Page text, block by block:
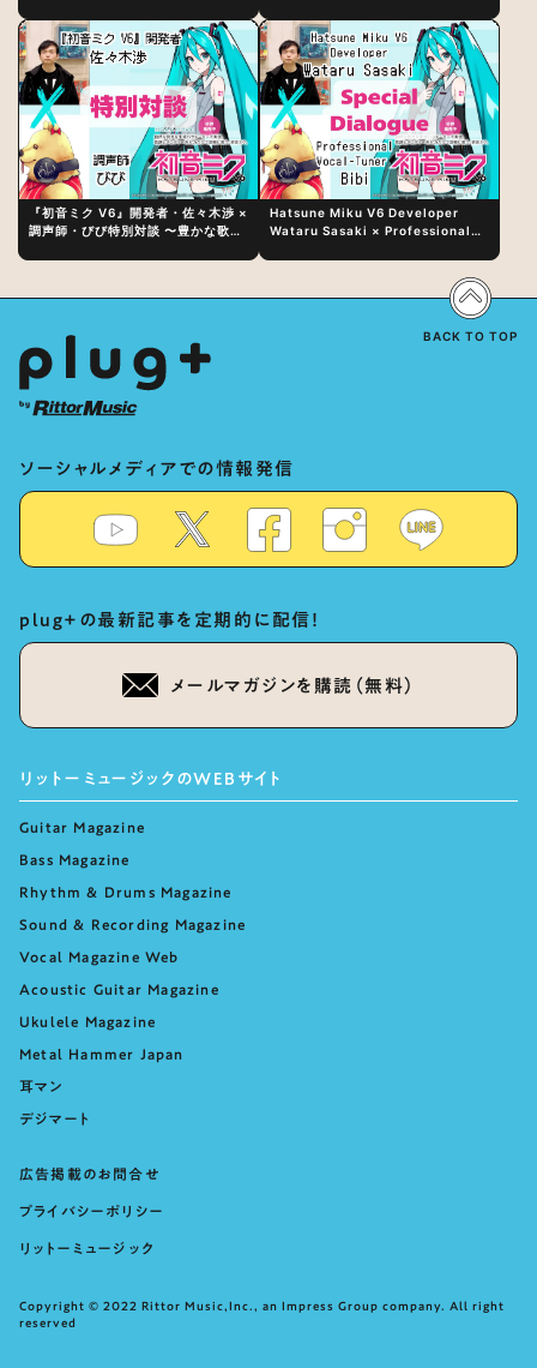
『初音ミク V6』開発者・佐々木渉 ×
調声師・びび特別対談 〜豊かな歌声
Hatsune Miku V6 Developer
Wataru Sasaki × Professional
Vocal Expression Lies in “Love
for the singing characters” and
ソーシャルメディアでの情報発信
plug+の最新記事を定期的に配信！
メールマガジンを購読（無料）
リットーミュージックのWEBサイト
Guitar Magazine
Bass Magazine
Rhythm & Drums Magazine
Sound & Recording Magazine
Vocal Magazine Web
Acoustic Guitar Magazine
Ukulele Magazine
Metal Hammer Japan
耳マン
デジマート
広告掲載のお問合せ
プライバシーポリシー
リットーミュージック
BACK TO TOP
Copyright © 2022 Rittor Music,Inc., an Impress Group company. All right
reserved